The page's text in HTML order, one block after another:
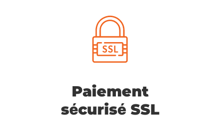
Paiement
sécurisé SSL